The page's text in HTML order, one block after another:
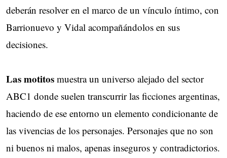
deberán resolver en el marco de un vínculo íntimo, con
Barrionuevo y Vidal acompañándolos en sus
decisiones.
Las motitos muestra un universo alejado del sector
ABC1 donde suelen transcurrir las ficciones argentinas,
haciendo de ese entorno un elemento condicionante de
las vivencias de los personajes. Personajes que no son
ni buenos ni malos, apenas inseguros y contradictorios.